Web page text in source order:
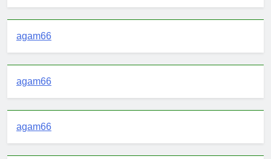
agam66
agam66
agam66